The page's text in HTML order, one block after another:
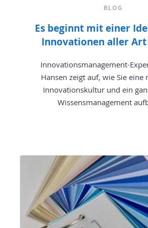
BLOG
Es beginnt mit einer
Innovationen aller
Innovationsmanagement-
Hansen zeigt auf, wie Sie eine
Innovationskultur und ein
Wissensmanagement